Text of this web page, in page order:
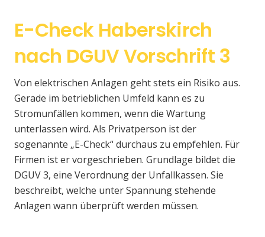
E-Check Haberskirch
nach DGUV Vorschrift 3
Von elektrischen Anlagen geht stets ein Risiko aus.
Gerade im betrieblichen Umfeld kann es zu
Stromunfällen kommen, wenn die Wartung
unterlassen wird. Als Privatperson ist der
sogenannte „E-Check“ durchaus zu empfehlen. Für
Firmen ist er vorgeschrieben. Grundlage bildet die
DGUV 3, eine Verordnung der Unfallkassen. Sie
beschreibt, welche unter Spannung stehende
Anlagen wann überprüft werden müssen.